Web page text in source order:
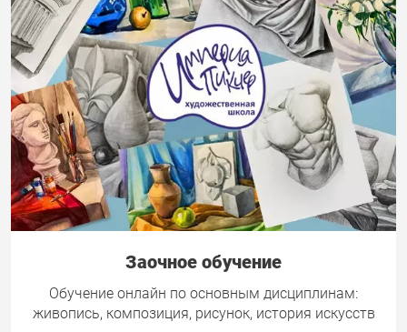
Заочное обучение
Обучение онлайн по основным дисциплинам:
живопись, композиция, рисунок, история искусств